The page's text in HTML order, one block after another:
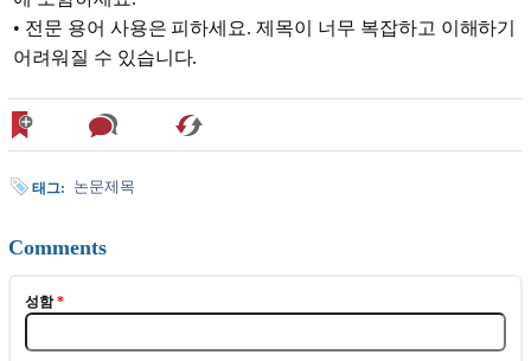
• 전문 용어 사용은 피하세요. 제목이 너무 복잡하고 이해하기
어려워질 수 있습니다.
태그: 논문제목
Comments
성함*